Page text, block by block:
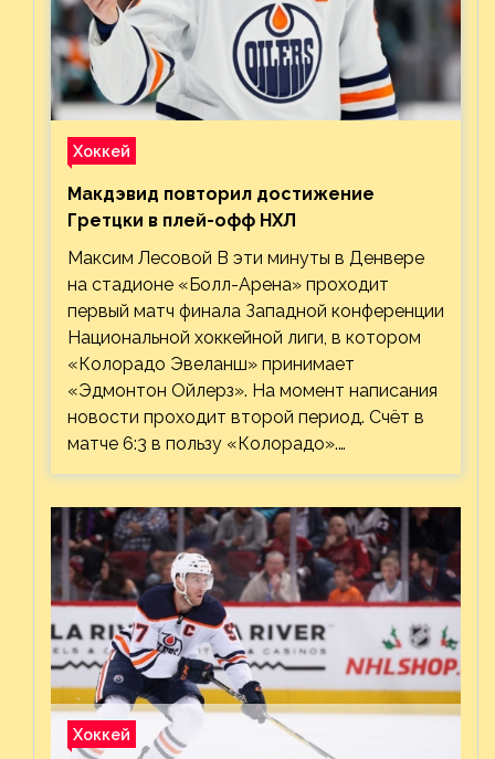
Хоккей
Макдэвид повторил достижение
Гретцки в плей-офф НХЛ
Максим Лесовой В эти минуты в Денвере
на стадионе «Болл-Арена» проходит
первый матч финала Западной конференции
Национальной хоккейной лиги, в котором
«Колорадо Эвеланш» принимает
«Эдмонтон Ойлерз». На момент написания
новости проходит второй период. Счёт в
матче 6:3 в пользу «Колорадо».…
Хоккей